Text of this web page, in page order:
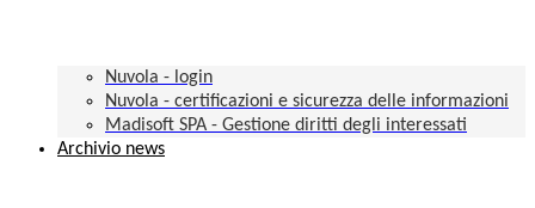
Nuvola - login
Nuvola - certificazioni e sicurezza delle informazioni
Madisoft SPA - Gestione diritti degli interessati
Archivio news